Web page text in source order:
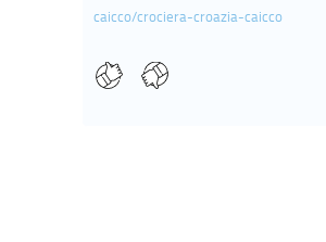
caicco/crociera-croazia-caicco